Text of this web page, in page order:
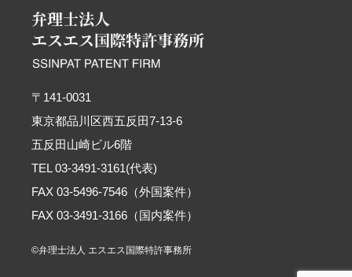
〒141-0031
東京都品川区西五反田7-13-6
五反田山崎ビル6階
TEL 03-3491-3161(代表)
FAX 03-5496-7546（外国案件）
FAX 03-3491-3166（国内案件）
©弁理士法人 エスエス国際特許事務所